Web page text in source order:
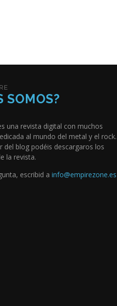
SOMOS?
una revista digital con muchos
al mundo del metal y el rock.
del blog podéis descargaros los
la revista.
escribid a info@empirezone.es